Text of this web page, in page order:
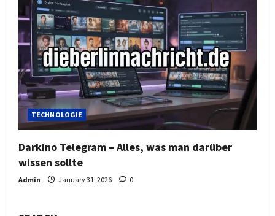
TECHNOLOGIE
Darkino Telegram – Alles, was man darüber
wissen sollte
Admin January 31, 2026 0